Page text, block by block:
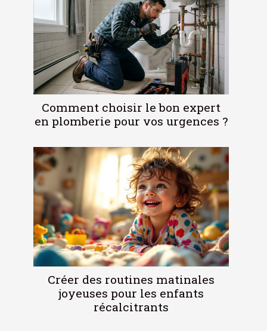
Comment choisir le bon expert
en plomberie pour vos urgences ?
Créer des routines matinales
joyeuses pour les enfants
récalcitrants